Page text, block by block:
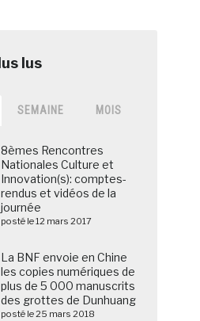
SEMAINE MOIS
8èmes Rencontres
Nationales Culture et
Innovation(s): comptes-
rendus et vidéos de la
journée
posté le 12 mars 2017
La BNF envoie en Chine
les copies numériques de
plus de 5 000 manuscrits
des grottes de Dunhuang
posté le 25 mars 2018